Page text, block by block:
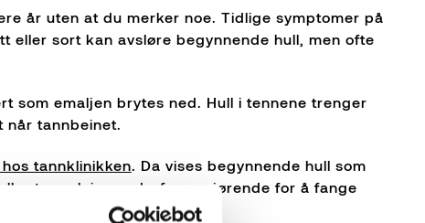
år uten at du merker noe. Tidlige symptomer på
eller sort kan avsløre begynnende hull, men ofte
som emaljen brytes ned. Hull i tennene trenger
når tannbeinet.
tannklinikken. Da vises begynnende hull som
tannpleier er derfor avgjørende for å fange